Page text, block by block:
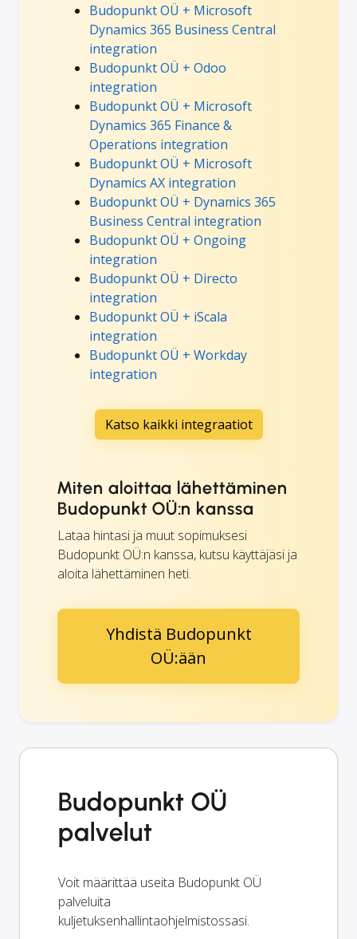
Budopunkt OÜ + Microsoft
Dynamics 365 Business Central
integration
Budopunkt OÜ + Odoo
integration
Budopunkt OÜ + Microsoft
Dynamics 365 Finance &
Operations integration
Budopunkt OÜ + Microsoft
Dynamics AX integration
Budopunkt OÜ + Dynamics 365
Business Central integration
Budopunkt OÜ + Ongoing
integration
Budopunkt OÜ + Directo
integration
Budopunkt OÜ + iScala
integration
Budopunkt OÜ + Workday
integration
Katso kaikki integraatiot
Miten aloittaa lähettäminen
Budopunkt OÜ:n kanssa
Lataa hintasi ja muut sopimuksesi
Budopunkt OÜ:n kanssa, kutsu käyttäjäsi ja
aloita lähettäminen heti.
Yhdistä Budopunkt
OÜ:ään
Budopunkt OÜ
palvelut
Voit määrittää useita Budopunkt OÜ
palveluita
kuljetuksenhallintaohjelmistossasi.